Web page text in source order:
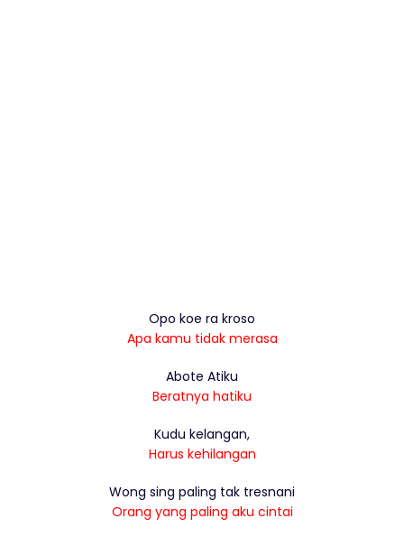
Opo koe ra kroso
Apa kamu tidak merasa
Abote Atiku
Beratnya hatiku
Kudu kelangan,
Harus kehilangan
Wong sing paling tak tresnani
Orang yang paling aku cintai